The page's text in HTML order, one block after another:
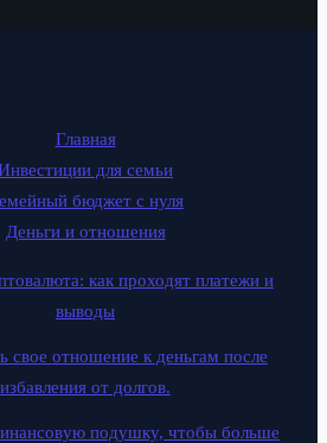
Главная
для семьи
бюджет с нуля
Деньги и отношения
как проходят платежи и
выводы
свое отношение к деньгам после
избавления от долгов.
подушку, чтобы больше